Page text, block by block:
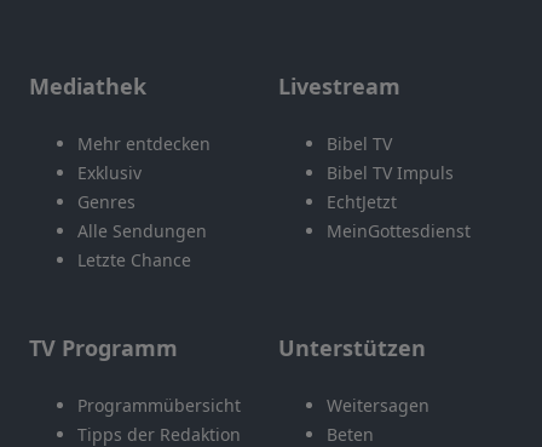
Mediathek
Mehr entdecken
Exklusiv
Genres
Alle Sendungen
Letzte Chance
Livestream
Bibel TV
Bibel TV Impuls
EchtJetzt
MeinGottesdienst
TV Programm
Programmübersicht
Tipps der Redaktion
Unterstützen
Weitersagen
Beten